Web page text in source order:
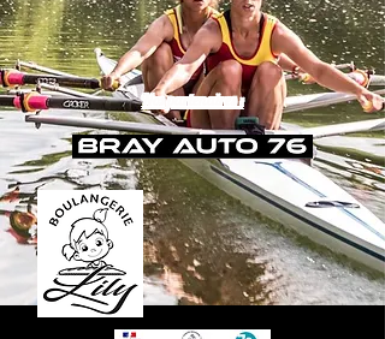
Nos partenaires :